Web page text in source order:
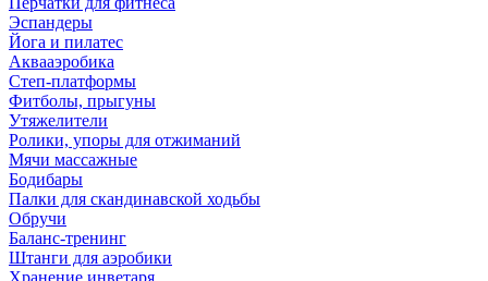
Эспандеры
Йога и пилатес
Аквааэробика
Степ-платформы
Фитболы, прыгуны
Утяжелители
Ролики, упоры для отжиманий
Мячи массажные
Бодибары
Палки для скандинавской ходьбы
Обручи
Баланс-тренинг
Штанги для аэробики
Хранение инветаря